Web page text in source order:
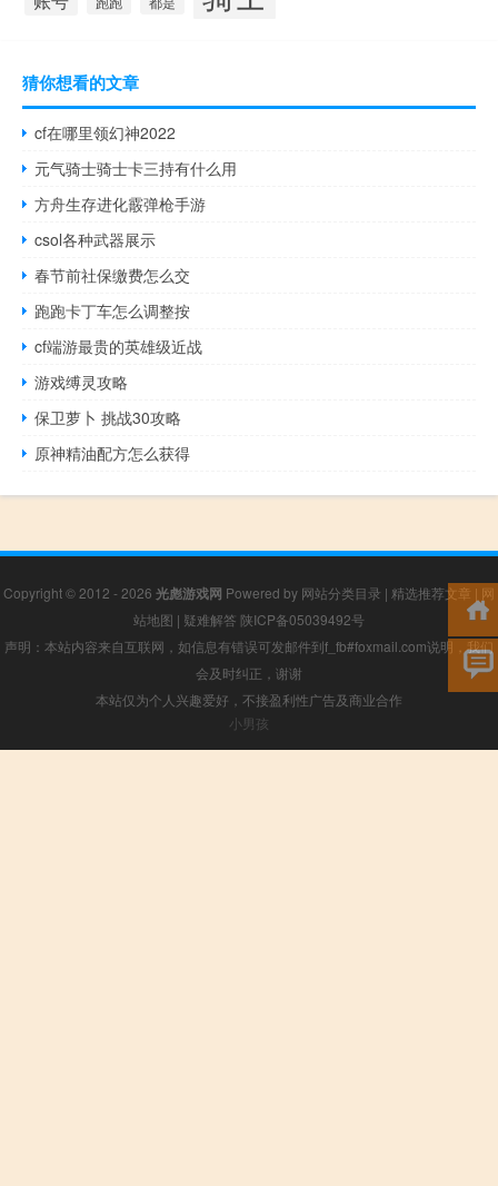
猜你想看的文章
cf在哪里领幻神2022
元气骑士骑士卡三持有什么用
方舟生存进化霰弹枪手游
csol各种武器展示
春节前社保缴费怎么交
跑跑卡丁车怎么调整按
cf端游最贵的英雄级近战
游戏缚灵攻略
保卫萝卜 挑战30攻略
原神精油配方怎么获得
Copyright © 2012 - 2026 光彪游戏网 Powered by 网站分类目录 | 精选推荐文章 | 网
站地图 | 疑难解答 陕ICP备05039492号
声明：本站内容来自互联网，如信息有错误可发邮件到f_fb#foxmail.com说明，我们
会及时纠正，谢谢
本站仅为个人兴趣爱好，不接盈利性广告及商业合作
小男孩